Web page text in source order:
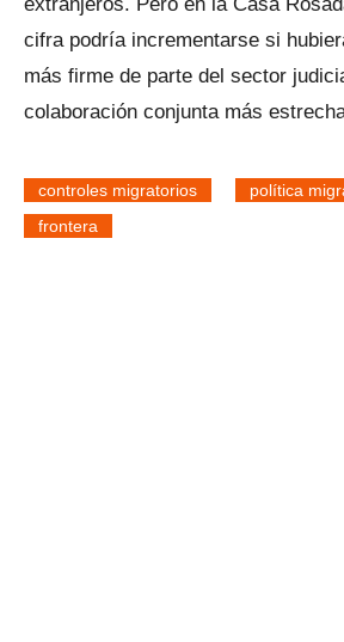
cifra podría incrementarse si
más firme de parte del sector
colaboración conjunta más
controles migratorios
política
frontera